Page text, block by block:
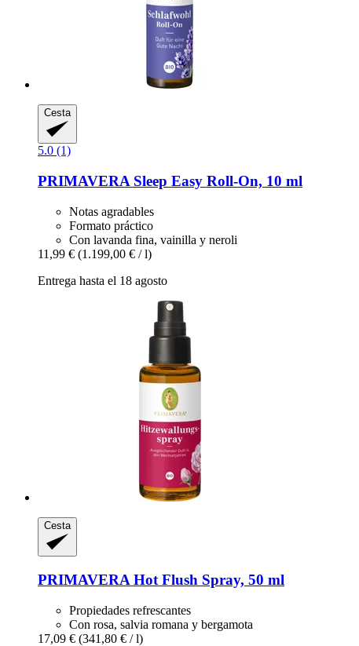
Cesta
5.0 (1)
PRIMAVERA Sleep Easy Roll-​On, 10 ml
Notas agradables
Formato práctico
Con lavanda fina, vainilla y neroli
11,99 € (1.199,00 € / l)
Entrega hasta el 18 agosto
Cesta
PRIMAVERA Hot Flush Spray, 50 ml
Propiedades refrescantes
Con rosa, salvia romana y bergamota
17,09 € (341,80 € / l)